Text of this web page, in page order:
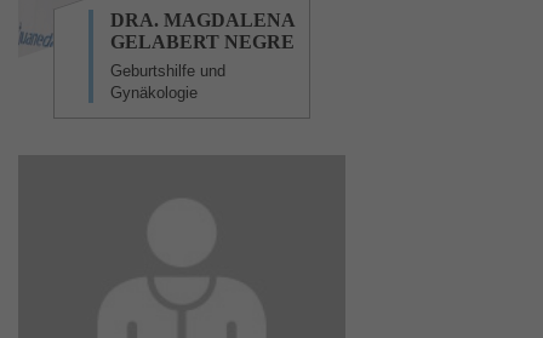
DRA. MAGDALENA
GELABERT NEGRE
Geburtshilfe und
Gynäkologie